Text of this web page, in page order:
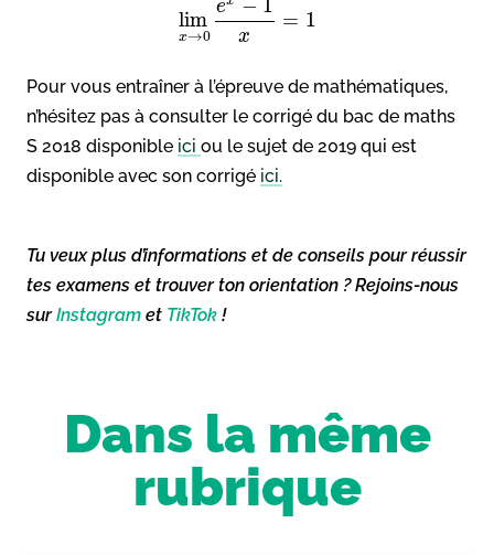
lim
x→0
e − 1
x
= 1
Pour vous entraîner à l’épreuve de mathématiques,
n’hésitez pas à consulter le corrigé du bac de maths
S 2018 disponible ici ou le sujet de 2019 qui est
disponible avec son corrigé ici.
Tu veux plus d’informations et de conseils pour réussir
tes examens et trouver ton orientation ? Rejoins-nous
surInstagram et TikTok !
Dans la même
rubrique